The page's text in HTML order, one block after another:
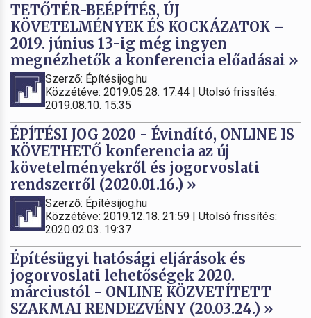
TETŐTÉR-BEÉPÍTÉS, ÚJ
KÖVETELMÉNYEK ÉS KOCKÁZATOK –
2019. június 13-ig még ingyen
megnézhetők a konferencia előadásai »
Szerző: Építésijog.hu
Közzétéve: 2019.05.28. 17:44 | Utolsó frissítés:
2019.08.10. 15:35
ÉPÍTÉSI JOG 2020 - Évindító, ONLINE IS
KÖVETHETŐ konferencia az új
követelményekről és jogorvoslati
rendszerről (2020.01.16.) »
Szerző: Építésijog.hu
Közzétéve: 2019.12.18. 21:59 | Utolsó frissítés:
2020.02.03. 19:37
Építésügyi hatósági eljárások és
jogorvoslati lehetőségek 2020.
márciustól - ONLINE KÖZVETÍTETT
SZAKMAI RENDEZVÉNY (20.03.24.) »